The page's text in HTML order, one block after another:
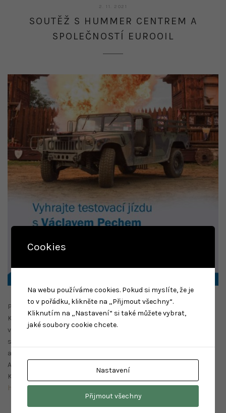
2. 11. 2021
2021
SOUTĚŽ S HUMMER CENTREM A
SPOLEČNOSTÍ EUROOIL
Přijeďte na čerpací stanici EuroOil Nové Město na trase Praha-
Kolín, řekněte heslo „NOVÁ PRODEJNA“ a získejte kávu dle
výběru k nákupu na prodejně ZDARMA a možnost zařadit se do
slosování o super ceny – jízdu vojenským speciálem na
adrenalinovém polygonu v Praze 9 v HUMMER Centru.
Akce platí po celý listopad.
Kompletní pravidla akce najdete tady
https://www.ceproas.cz/eurooil/akce-pro-zakazniky
Cookies
Na webu používáme cookies. Pokud si myslíte, že je
to v pořádku, klikněte na „Přijmout všechny“.
Kliknutím na „Nastavení“ si také můžete vybrat,
jaké soubory cookie chcete.
Nastavení
Přijmout všechny